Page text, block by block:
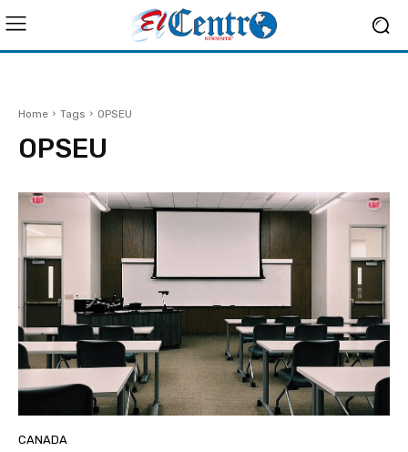
Home Tags OPSEU
OPSEU
CANADA